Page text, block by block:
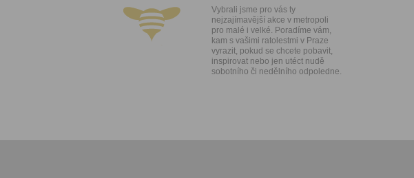
Vybrali jsme pro vás ty
nejzajímavější akce v metropoli
pro malé i velké. Poradíme vám,
kam s vašimi ratolestmi v Praze
vyrazit, pokud se chcete pobavit,
inspirovat nebo jen utéct nudě
sobotního či nedělního odpoledne.
a souhlasíte s